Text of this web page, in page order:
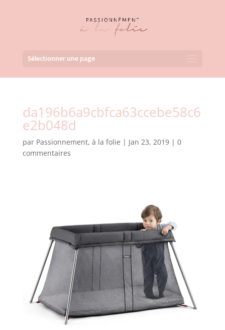
Sélectionner une page
da196b6a9cbfca63ccebe58c6
e2b048d
par Passionnement, à la folie | Jan 23, 2019| 0
commentaires